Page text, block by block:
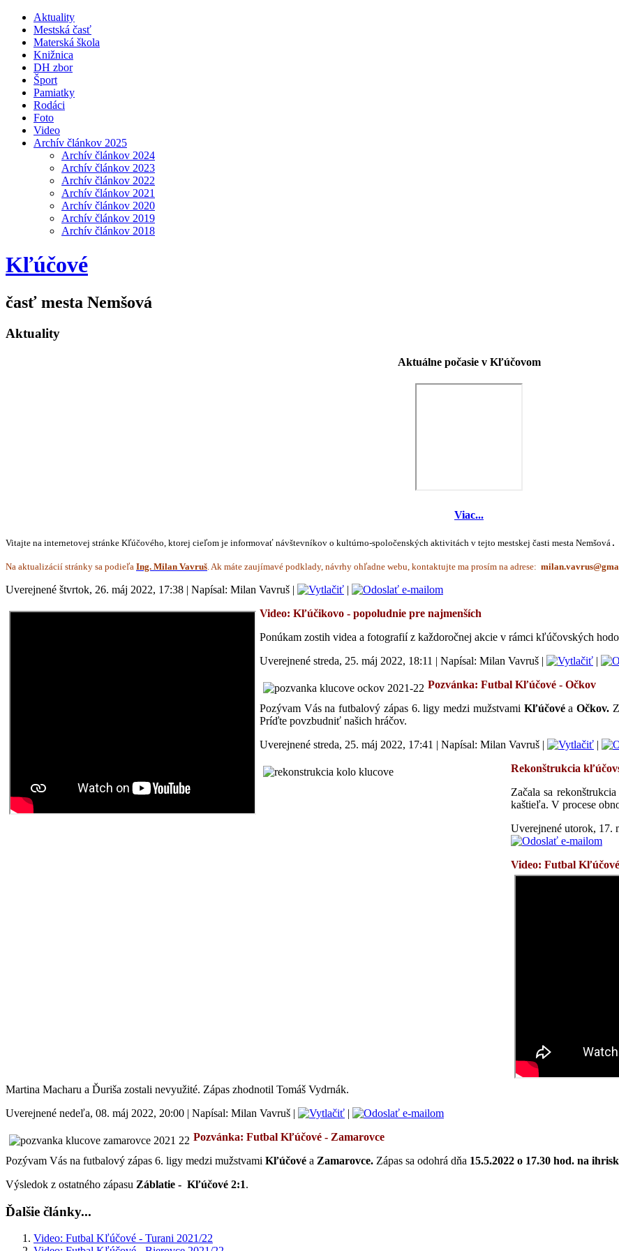
Aktuality
Mestská časť
Materská škola
Knižnica
DH zbor
Šport
Pamiatky
Rodáci
Foto
Video
Archív článkov 2025
Archív článkov 2024
Archív článkov 2023
Archív článkov 2022
Archív článkov 2021
Archív článkov 2020
Archív článkov 2019
Archív článkov 2018
Kľúčové
časť mesta Nemšová
Aktuality
Aktuálne počasie v Kľúčovom
Viac...
Vitajte na internetovej stránke Kľúčového, ktorej cieľom je informovať návštevníkov o kultúrno-spoločenských aktivitách v tejto mestskej časti mesta Nemšová .
Na aktualizácií stránky sa podieľa Ing. Milan Vavruš . Ak máte zaujímavé podklady, návrhy ohľadne webu, kontaktujte ma prosím na adrese:
Uverejnené štvrtok, 26. máj 2022, 17:38 | Napísal: Milan Vavruš |
|
Video: Kľúčikovo - popoludnie pre najmenších
Ponúkam zostih videa a fotografií z každoročnej akcie v rámci kľúčovských
Uverejnené streda, 25. máj 2022, 18:11 | Napísal: Milan Vavruš |
|
Pozvánka: Futbal Kľúčové - Očkov
Pozývam Vás na futbalový zápas 6. ligy medzi mužstvami KľúčovéaOčkov.
Príďte povzbudniť našich hráčov.
Uverejnené streda, 25. máj 2022, 17:41 | Napísal: Milan Vavruš |
|
Rekonštrukcia
Začala sa
kaštieľa. V procese
Uverejnené utorok, 17.
Video: Futbal
Martina Macharu a Ďuriša zostali nevyužité. Zápas zhodnotil Tomáš Vydrnák.
Uverejnené nedeľa, 08. máj 2022, 20:00 | Napísal: Milan Vavruš |
|
Pozvánka: Futbal Kľúčové - Zamarovce
Pozývam Vás na futbalový zápas 6. ligy medzi mužstvami Kľúčové a Zamarovce. Zápas sa odohrá dňa 15.5.2022 o 17.30 hod. na
Výsledok z ostatného zápasu Záblatie - Kľúčové 2:1.
Ďalšie články...
Video: Futbal Kľúčové - Turani 2021/22